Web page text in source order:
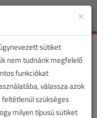
Toggle
×
sütiket
nem tudnánk megfelelő
funkciókat
válassza azok
szükséges
milyen típusú sütiket